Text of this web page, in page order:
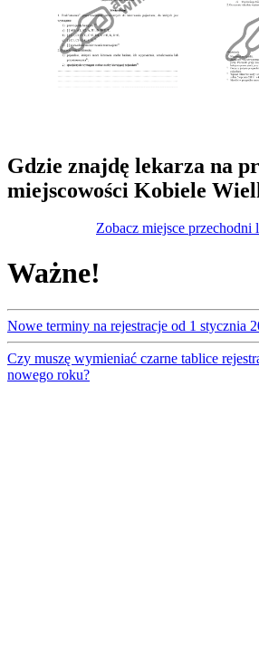
Gdzie znajdę lekarza na
miejscowości Kobiele
Zobacz miejsce przechodni
Ważne!
Nowe terminy na rejestracje od 1 stycznia
Czy muszę wymieniać czarne tablice
nowego roku?